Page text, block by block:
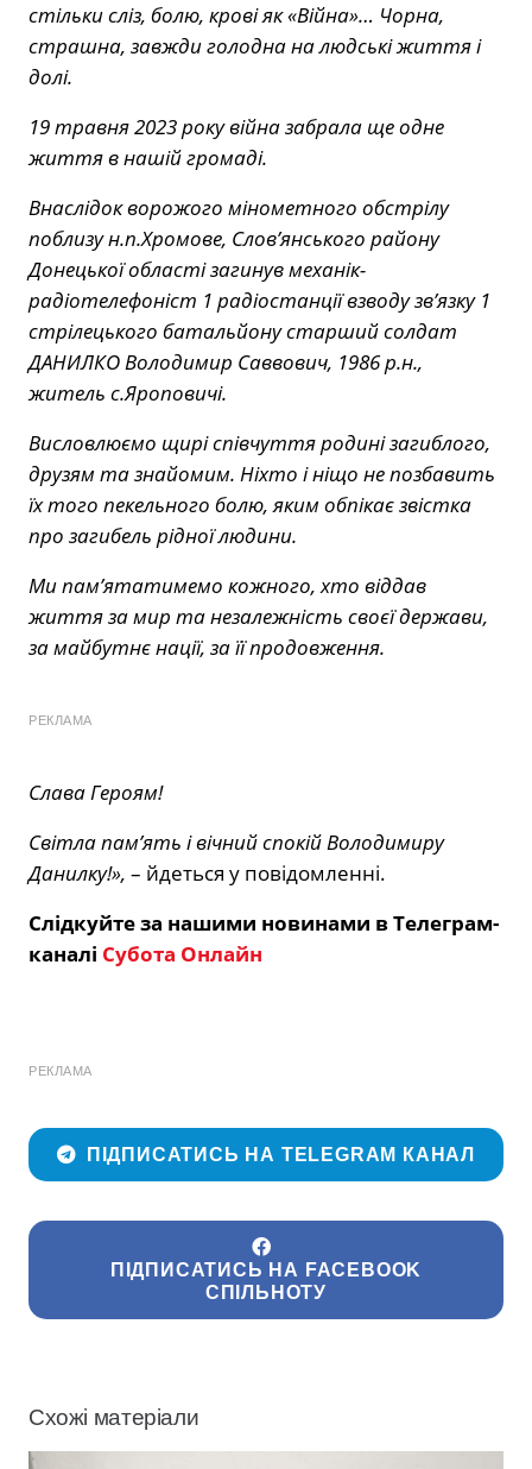
стільки сліз, болю, крові як «Війна»… Чорна,
страшна, завжди голодна на людські життя і
долі.
19 травня 2023 року війна забрала ще одне
життя в нашій громаді.
Внаслідок ворожого мінометного обстрілу
поблизу н.п.Хромове, Слов’янського району
Донецької області загинув механік-
радіотелефоніст 1 радіостанції взводу зв’язку 1
стрілецького батальйону старший солдат
ДАНИЛКО Володимир Саввович, 1986 р.н.,
житель с.Яроповичі.
Висловлюємо щирі співчуття родині загиблого,
друзям та знайомим. Ніхто і ніщо не позбавить
їх того пекельного болю, яким обпікає звістка
про загибель рідної людини.
Ми пам’ятатимемо кожного, хто віддав
життя за мир та незалежність своєї держави,
за майбутнє нації, за її продовження.
РЕКЛАМА
Слава Героям!
Світла пам’ять і вічний спокій Володимиру
Данилку!», – йдеться у повідомленні.
Слідкуйте за нашими новинами в Телеграм-
каналі Субота Онлайн
РЕКЛАМА
ПІДПИСАТИСЬ НА TELEGRAM КАНАЛ
ПІДПИСАТИСЬ НА FACEBOOK
СПІЛЬНОТУ
Схожі матеріали